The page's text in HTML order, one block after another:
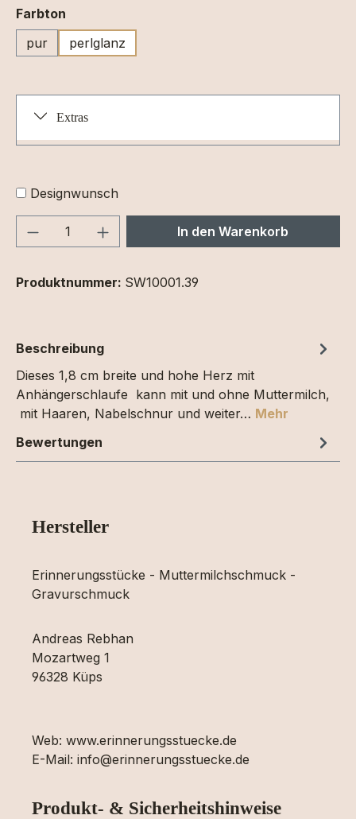
Farbton
pur
perlglanz
Extras
Designwunsch
Produkt Anzahl: Gib denIn den Warenkorb
Produktnummer: SW10001.39
Beschreibung
Dieses 1,8 cm breite und hohe Herz mit
Anhängerschlaufe kann mit und ohne Muttermilch,
mit Haaren, Nabelschnur und weiter… Mehr
Bewertungen
Hersteller
Erinnerungsstücke - Muttermilchschmuck -
Gravurschmuck
Andreas Rebhan
Mozartweg 1
96328 Küps
Web: www.erinnerungsstuecke.de
E-Mail: info@erinnerungsstuecke.de
Produkt- & Sicherheitshinweise